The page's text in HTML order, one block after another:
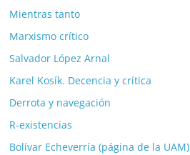
Mientras tanto
Marxismo crítico
Salvador López Arnal
Karel Kosík. Decencia y crítica
Derrota y navegación
R-existencias
Bolívar Echeverría (página de la UAM)